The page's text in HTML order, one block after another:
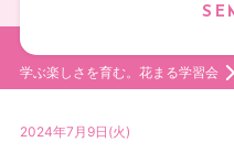
学ぶ楽しさを育む。花まる学習会
2024年7月9日(火)